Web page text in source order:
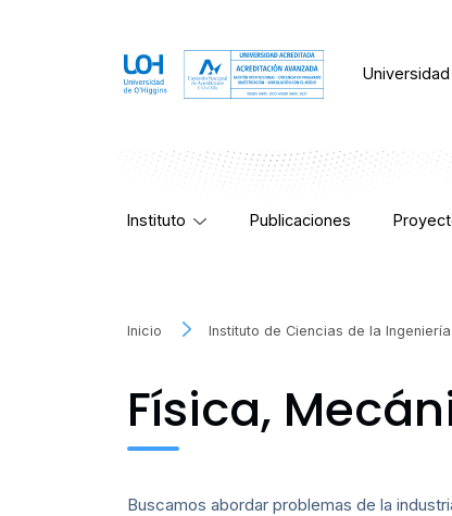
Universidad
Instituto Publicaciones
Inicio Instituto de Ciencias de la Ingeniería
Física,
Buscamos abordar problemas de la